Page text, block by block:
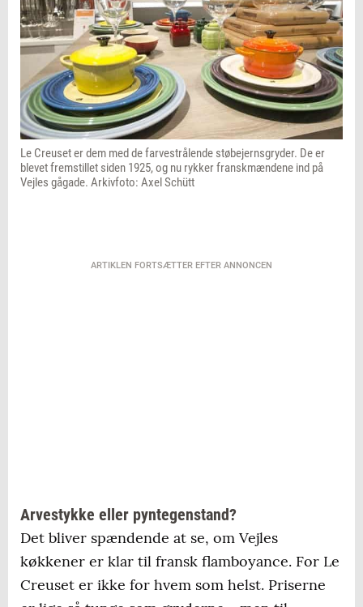
Le Creuset er dem med de farvestrålende støbejernsgryder. De er
blevet fremstillet siden 1925, og nu rykker franskmændene ind på
Vejles gågade. Arkivfoto: Axel Schütt
ARTIKLEN FORTSÆTTER EFTER ANNONCEN
Arvestykke eller pyntegenstand?
Det bliver spændende at se, om Vejles
køkkener er klar til fransk flamboyance. For Le
Creuset er ikke for hvem som helst. Priserne